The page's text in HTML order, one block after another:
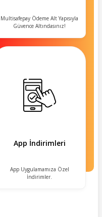
Multisafepay Ödeme Alt Yapısıyla
Güvence Altındasınız!
App İndirimleri
App Uygulamamıza Özel
İndirimler.